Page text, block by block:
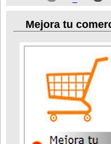
Mejora tu